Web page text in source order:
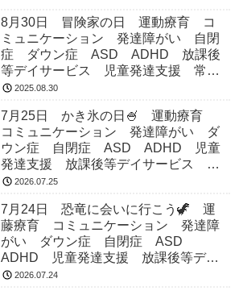
8月30日 冒険家の日 運動療育 コ
ミュニケーション 発達障がい 自閉
症 ダウン症 ASD ADHD 放課後
等デイサービス 児童発達支援 常総
市 つくばみらい市 坂東市 守谷市
2025.08.30
7月25日 かき氷の日🍧 運動療育
コミュニケーション 発達障がい ダ
ウン症 自閉症 ASD ADHD 児童
発達支援 放課後等デイサービス 常
総市 つくばみらい市 坂東市 守谷
2026.07.25
7月24日 恐竜に会いに行こう🦖 運
藤療育 コミュニケーション 発達障
がい ダウン症 自閉症 ASD
ADHD 児童発達支援 放課後等デイ
サービス 常総市 つくばみらい市
2026.07.24